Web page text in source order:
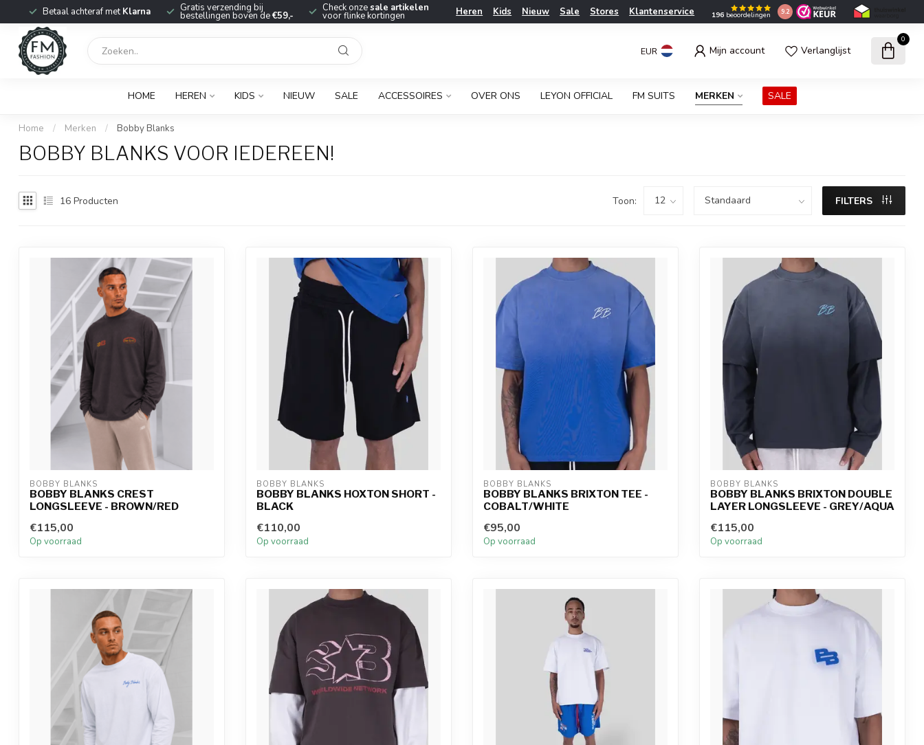
Betaal achteraf metKlarna Gratis verzending bij
bestellingen boven de€59,-
Check onzesale artikelen
voor flinke kortingen Heren Kids Nieuw Sale Stores Klantenservice 196 beoordelingen 9.2
EUR Mijn account Verlanglijst
0
HOME HEREN KIDS NIEUW SALE ACCESSOIRES OVER ONS LEYON OFFICIAL FM SUITS MERKEN SALE
Home / Merken / Bobby Blanks
BOBBY BLANKS VOOR IEDEREEN!
16 Producten Toon: FILTERS
BOBBY BLANKS
BOBBY BLANKS CREST
LONGSLEEVE - BROWN/RED
€115,00
Op voorraad
BOBBY BLANKS
BOBBY BLANKS HOXTON SHORT -
BLACK
€110,00
Op voorraad
BOBBY BLANKS
BOBBY BLANKS BRIXTON TEE -
COBALT/WHITE
€95,00
Op voorraad
BOBBY BLANKS
BOBBY BLANKS BRIXTON DOUBLE
LAYER LONGSLEEVE - GREY/AQUA
€115,00
Op voorraad